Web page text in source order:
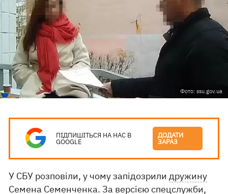
Фото: ssu.gov.ua
ПІДПИШІТЬСЯ НА НАС В
GOOGLE
ДОДАТИ
ЗАРАЗ
У СБУ розповіли, у чому запідозрилидружину
Семена Семенченка. За версією спецслужби,